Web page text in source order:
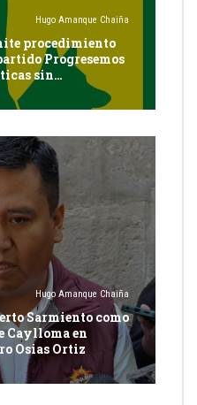
Hugo Amanque Chaiña
procedimiento
Progresemos
sin
Hugo Amanque Chaiña
Sarmiento como
Caylloma en
Osias Ortiz